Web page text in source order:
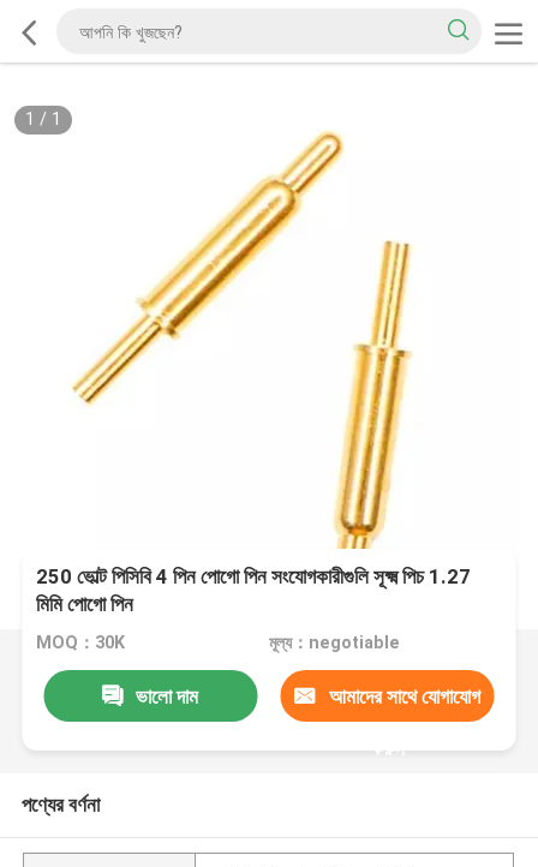
1 / 1
250 ভোল্ট পিসিবি 4 পিন পোগো পিন সংযোগকারীগুলি সূক্ষ্ম পিচ 1.27
মিমি পোগো পিন
MOQ：30K মূল্য：negotiable
ভালো দাম আমাদের সাথে যোগাযোগ
করুন
পণ্যের বর্ণনা